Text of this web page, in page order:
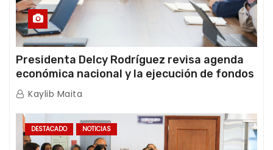
Presidenta Delcy Rodríguez revisa agenda
económica nacional y la ejecución de fondos
de emergencia post-sismos
Kaylib Maita
DESTACADO NOTICIAS